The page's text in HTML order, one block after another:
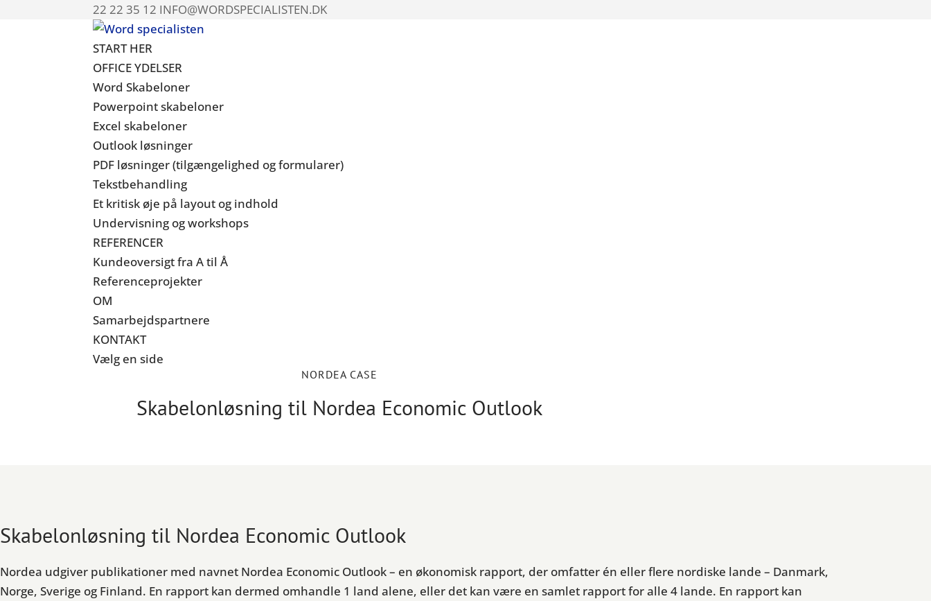
22 22 35 12 INFO@WORDSPECIALISTEN.DK
START HER
OFFICE YDELSER
Word Skabeloner
Powerpoint skabeloner
Excel skabeloner
Outlook løsninger
PDF løsninger (tilgængelighed og formularer)
Tekstbehandling
Et kritisk øje på layout og indhold
Undervisning og workshops
REFERENCER
Kundeoversigt fra A til Å
Referenceprojekter
OM
Samarbejdspartnere
KONTAKT
Vælg en side
NORDEA CASE
Skabelonløsning til Nordea Economic Outlook
Skabelonløsning til Nordea Economic Outlook
Nordea udgiver publikationer med navnet Nordea Economic Outlook – en økonomisk rapport, der omfatter én eller flere nordiske lande – Danmark,
Norge, Sverige og Finland. En rapport kan dermed omhandle 1 land alene, eller det kan være en samlet rapport for alle 4 lande. En rapport kan